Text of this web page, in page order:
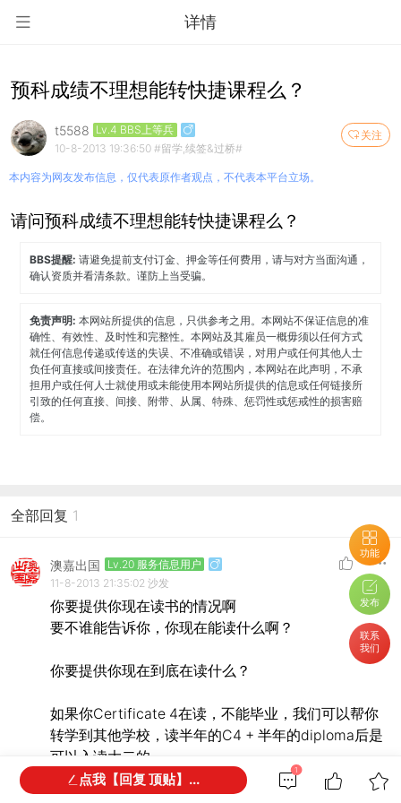
详情
功能
发布
联系
我们
预科成绩不理想能转快捷课程么？
关注
t5588 Lv.4 BBS上等兵
10-8-2013 19:36:50 #留学,续签&过桥#
本内容为网友发布信息，仅代表原作者观点，不代表本平台立场。
请问预科成绩不理想能转快捷课程么？
BBS提醒:请避免提前支付订金、押金等任何费用，请与对方当面沟通，
确认资质并看清条款。谨防上当受骗。
免责声明:本网站所提供的信息，只供参考之用。本网站不保证信息的准
确性、有效性、及时性和完整性。本网站及其雇员一概毋须以任何方式
就任何信息传递或传送的失误、不准确或错误，对用户或任何其他人士
负任何直接或间接责任。在法律允许的范围内，本网站在此声明，不承
担用户或任何人士就使用或未能使用本网站所提供的信息或任何链接所
引致的任何直接、间接、附带、从属、特殊、惩罚性或惩戒性的损害赔
偿。
全部回复 1
澳嘉出国
Lv.20 服务信息用户
11-8-2013 21:35:02 沙发
你要提供你现在读书的情况啊
要不谁能告诉你，你现在能读什么啊？
你要提供你现在到底在读什么？
如果你Certificate 4在读，不能毕业，我们可以帮你
转学到其他学校，读半年的C4 + 半年的diploma后是
可以入读大二的。
你必须高中毕业哦，有澳洲的SACE或中国高中毕业
1
点我【回复 顶贴】...